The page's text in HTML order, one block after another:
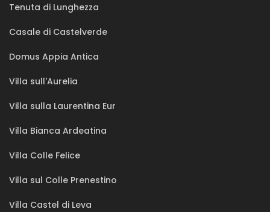
Tenuta di Lunghezza
Casale di Castelverde
Domus Appia Antica
Villa sull'Aurelia
Villa sulla Laurentina Eur
Villa Bianca Ardeatina
Villa Colle Felice
Villa sul Colle Prenestino
Villa Castel di Leva